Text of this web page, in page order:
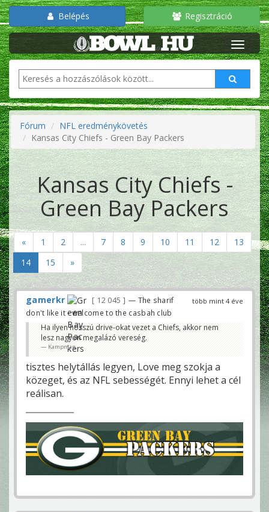
Belépés Regisztráció
Fórum
NFL eredménykövetés
Kansas City Chiefs - Green Bay Packers
Kansas City Chiefs -
Green Bay Packers
« 1 2 ... 7 8 9 10 11 12
13
14
15 »
több mint 4 éve
gamerkr 12 045
— The sharif
don't like it - welcome to the casbah club
Ha ilyen hosszú drive-okat vezet a Chiefs, akkor nem
lesz nagyon megalázó vereség.
Kampman
tisztes helytállás legyen, Love meg szokja a
közeget, és az NFL sebességét. Ennyi lehet a cél
reálisan.